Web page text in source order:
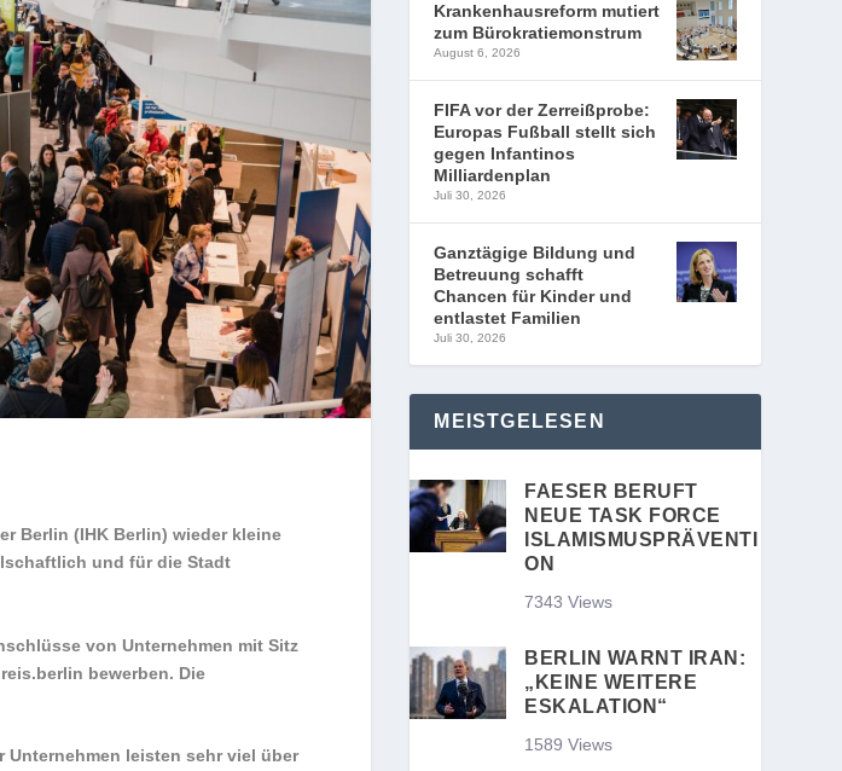
Berlin (IHK Berlin) wieder kleine
und für die Stadt
von Unternehmen mit Sitz
bewerben. Die
Unternehmen leisten sehr viel über
Krankenhausreform mutiert
zum Bürokratiemonstrum
August 6, 2026
FIFA vor der Zerreißprobe:
Europas Fußball stellt sich
gegen Infantinos
Milliardenplan
Juli 30, 2026
Ganztägige Bildung und
Betreuung schafft
Chancen für Kinder und
entlastet Familien
Juli 30, 2026
MEISTGELESEN
FAESER BERUFT
NEUE TASK FORCE
ISLAMISMUSPRÄVENTI
ON
7343 Views
BERLIN WARNT IRAN:
„KEINE WEITERE
ESKALATION“
1589 Views